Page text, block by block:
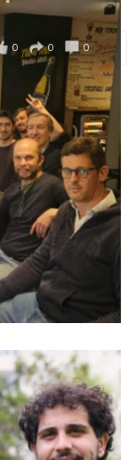
Instagram
0 0 0
passe